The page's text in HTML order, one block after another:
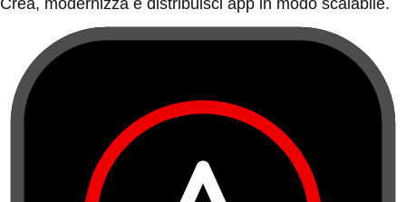
Crea, modernizza e distribuisci app in modo scalabile.